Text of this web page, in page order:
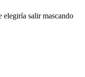
elegiría salir mascando